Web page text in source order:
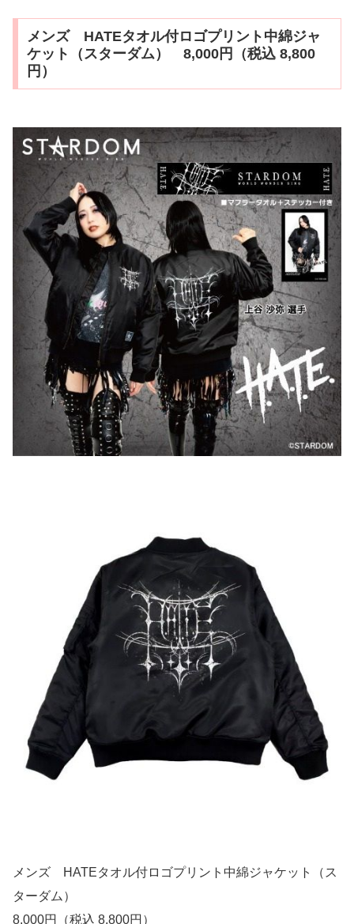
メンズ HATEタオル付ロゴプリント中綿ジャ
ケット（スターダム） 8,000円（税込 8,800
円）
メンズ HATEタオル付ロゴプリント中綿ジャケット（ス
ターダム）
8,000円（税込 8,800円）